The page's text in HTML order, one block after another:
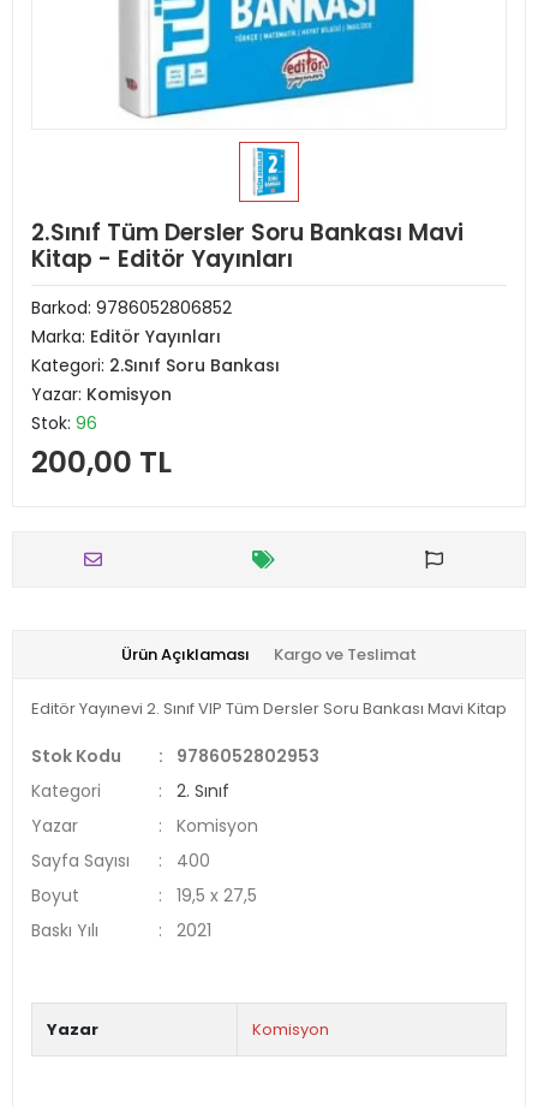
2.Sınıf Tüm Dersler Soru Bankası Mavi
Kitap - Editör Yayınları
Barkod: 9786052806852
Marka: Editör Yayınları
Kategori: 2.Sınıf Soru Bankası
Yazar: Komisyon
Stok: 96
200,00 TL
Ürün Açıklaması Kargo ve Teslimat
Editör Yayınevi 2. Sınıf VIP Tüm Dersler Soru Bankası Mavi Kitap
Stok Kodu :
9786052802953
Kategori
:
2. Sınıf
Yazar
:
Komisyon
Sayfa Sayısı
:
400
Boyut
:
19,5 x 27,5
Baskı Yılı
: 2021
Yazar Komisyon